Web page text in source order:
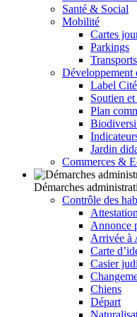
Santé & Social
Mobilité
Cartes
Parkings
Développement
Label
Soutien
Plan
Jardin
Commerces &
Démarches
Contrôle des
Annonce
Arrivée à
Carte
Casier
Chiens
Départ